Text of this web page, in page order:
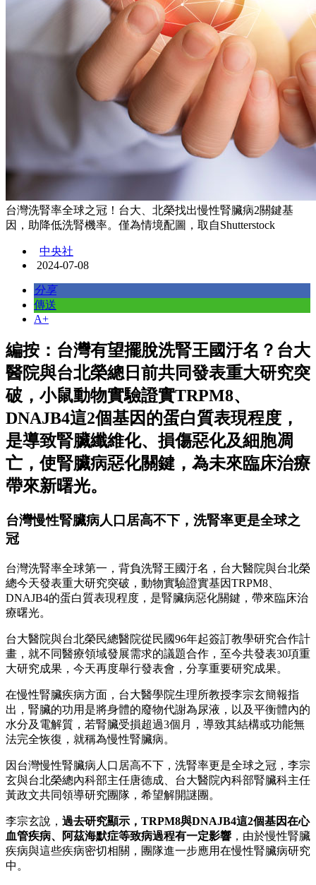
台灣洗腎率全球之冠！台大、北榮找出慢性腎臟病2關鍵基
因，助降低洗腎機率。僅為情境配圖，取自Shutterstock
中央社
2024-07-08
分享
傳送
A+
編按：台灣有望擺脫洗腎王國汙名？台大
醫院與台北榮總日前共同發表重大研究突
破，小鼠動物實驗證實TRPM8、
DNAJB4這2個基因的蛋白質表現程度，
是導致腎臟纖維化、損傷惡化及細胞凋
亡，使腎臟病惡化關鍵，為未來臨床治療
帶來新曙光。
台灣慢性腎臟病人口居高不下，洗腎率更是全球之
冠
台灣洗腎率全球第一，背負洗腎王國汙名，台大醫院與台北榮
總今天發表重大研究突破，動物實驗證實基因TRPM8、
DNAJB4的蛋白質表現程度，是腎臟病惡化關鍵，帶來臨床治
療曙光。
台大醫院與台北榮民總醫院從民國96年起簽訂教學研究合作計
畫，就不同醫療領域發展需求的議題合作，至今共發表30項重
大研究成果，今天再度舉行發表會，分享重要研究成果。
在慢性腎臟疾病方面，台大醫學院生理所教授李宗玄簡報指
出，腎臟的功用是將身體的廢物代謝為尿液，以及平衡體內的
水分及電解質，若腎臟受損超過3個月，導致其結構或功能無
法完全恢復，就稱為慢性腎臟病。
因台灣慢性腎臟病人口居高不下，洗腎率更是全球之冠，李宗
玄與台北榮總內科部主任唐德成、台大醫院內科部腎臟科主任
黃政文共同領導研究團隊，希望解開謎團。
李宗玄說， 過去研究顯示，TRPM8與DNAJB4這2個基因在心
血管疾病、阿茲海默症等致病過程有一定影響 ，由於慢性腎臟
疾病與這些疾病密切相關，團隊進一步應用在慢性腎臟病研究
中。